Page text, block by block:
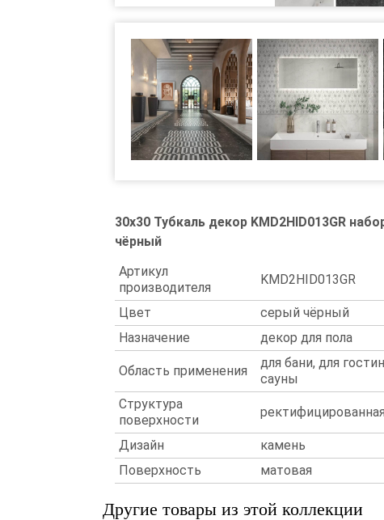
30x30 Тубкаль декор KMD2HID013GR
чёрный
Артикул
производителя
KMD2HID013GR
Цвет
серый чёрный
Назначение
декор для пола
Область применения
для бани, для
сауны
Структура
поверхности
ректифицированная
Дизайн
камень
Поверхность
матовая
Другие товары из этой коллекции